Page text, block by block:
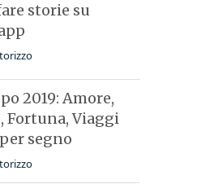
storie su
2019: Amore,
Fortuna, Viaggi
segno